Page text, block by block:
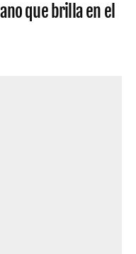
que brilla en el